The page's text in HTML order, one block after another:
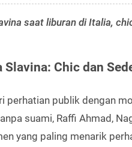
saat liburan di Italia,
Chic dan
perhatian publik dengan
suami, Raffi Ahmad,
yang paling menarik